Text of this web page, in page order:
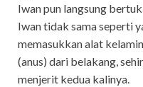
Iwan pun langsung
Iwan tidak sama seperti
memasukkan alat
(anus) dari belakang,
menjerit kedua kalinya.